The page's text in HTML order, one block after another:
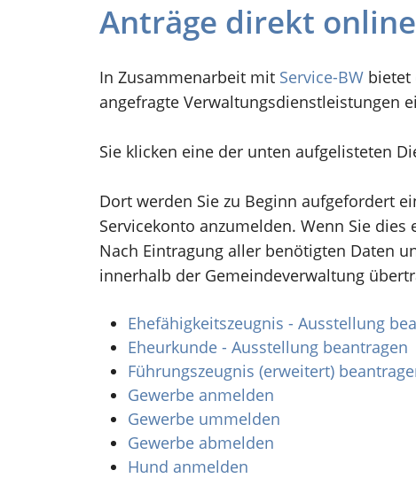
Anträge direkt
In Zusammenarbeit mit Service-BW bietet
angefragte Verwaltungsdienstleistungen
Sie klicken eine der unten aufgelisteten
Dort werden Sie zu Beginn aufgefordert
Servicekonto anzumelden. Wenn Sie
Nach Eintragung aller benötigten Daten
innerhalb der Gemeindeverwaltung
Ehefähigkeitszeugnis - Ausstellung
Eheurkunde - Ausstellung beantragen
Führungszeugnis (erweitert)
Gewerbe anmelden
Gewerbe ummelden
Gewerbe abmelden
Hund anmelden